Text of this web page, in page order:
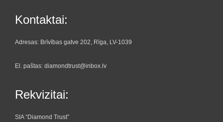
Kontaktai:
Adresas: Brīvības gatve 202, Rīga, LV-1039
El. paštas: diamondtrust@inbox.lv
Rekvizitai:
SIA “Diamond Trust”